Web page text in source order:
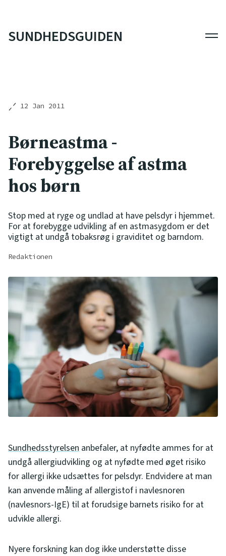
SUNDHEDSGUIDEN
12 Jan 2011
Børneastma -
Forebyggelse af astma
hos børn
Stop med at ryge og undlad at have pelsdyr i hjemmet.
For at forebygge udvikling af en astmasygdom er det
vigtigt at undgå tobaksrøg i graviditet og barndom.
Redaktionen
Sundhedsstyrelsen anbefaler, at nyfødte ammes for at
undgå allergiudvikling og at nyfødte med øget risiko
for allergi ikke udsættes for pelsdyr. Endvidere at man
kan anvende måling af allergistof i navlesnoren
(navlesnors-IgE) til at forudsige barnets risiko for at
udvikle allergi.
Nyere forskning kan dog ikke understøtte disse